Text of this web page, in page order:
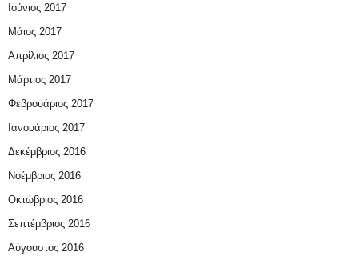
Ιούνιος 2017
Μάιος 2017
Απρίλιος 2017
Μάρτιος 2017
Φεβρουάριος 2017
Ιανουάριος 2017
Δεκέμβριος 2016
Νοέμβριος 2016
Οκτώβριος 2016
Σεπτέμβριος 2016
Αύγουστος 2016